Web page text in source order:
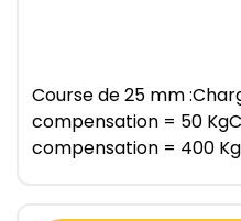
Course de 25 mm
compensation = 50
compensation = 400 Kg